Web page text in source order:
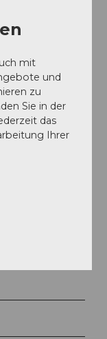
Tagungen,
. Führungen
mit
und
zu
Sie in der
das
Ihrer